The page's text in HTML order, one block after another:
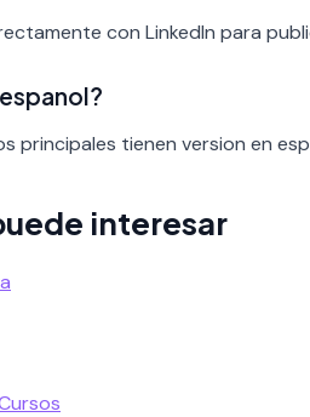
con LinkedIn para
principales tienen version en
interesar